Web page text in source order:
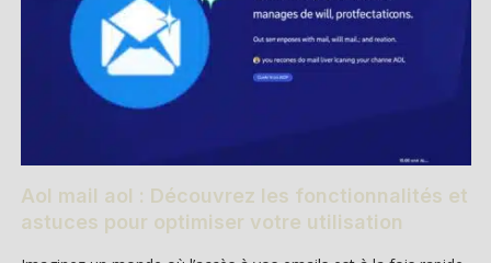
Aol mail aol : Découvrez les fonctionnalités et
astuces pour optimiser votre utilisation